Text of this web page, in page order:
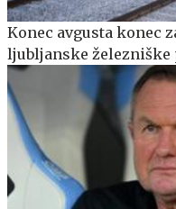
Konec avgusta konec
ljubljanske železniške